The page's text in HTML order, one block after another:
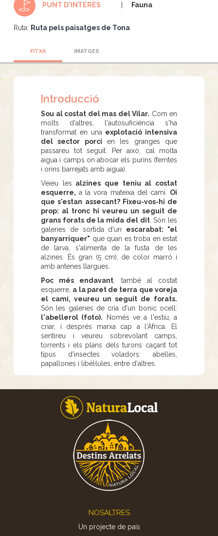
PUNT D'INTERÈS Fauna
Ruta: Ruta pels paisatges de Tona
FITXA IMATGES
Introducció
Sou al costat del mas del Vilar. Com en
molts d'altres, l'autosuficiència s'ha
transformat en una explotació intensiva
del sector porcíen les granges que
passareu tot seguit. Per això, cal molta
aigua i camps on abocar els purins (femtes
i orins barrejats amb aigua).
Veieu les alzines que teniu al costat
esquerre, a la vora mateixa del camí. Oi
que s'estan assecant? Fixeu-vos-hi de
prop: al tronc hi veureu un seguit de
grans forats de la mida del dit. Són les
galeries de sortida d'un escarabat: "el
banyarriquer" que quan es troba en estat
de larva, s'alimenta de la fusta de les
alzines. És gran (5 cm), de color marró i
amb antenes llargues.
Poc més endavant , també al costat
esquerre, a la paret de terra que voreja
el camí, veureu un seguit de forats.
Són les galeries de cria d'un bonic ocell:
l'abellerol (foto). Només ve a l'estiu, a
criar, i després marxa cap a l'Àfrica. El
sentireu i veureu sobrevolant camps,
torrents i els plans dels turons caçant tot
tipus d'insectes voladors: abelles,
papallones i libèl·lules, entre d'altres.
NOSALTRES
Un projecte de país